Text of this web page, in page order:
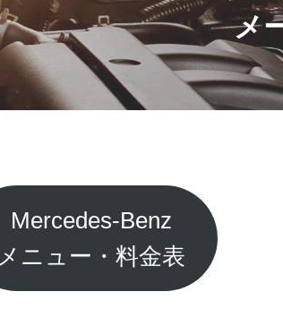
メ
Mercedes-Benz
メニュー・料金表